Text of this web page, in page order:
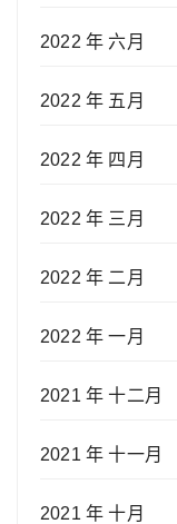
2022 年 六月
2022 年 五月
2022 年 四月
2022 年 三月
2022 年 二月
2022 年 一月
2021 年 十二月
2021 年 十一月
2021 年 十月